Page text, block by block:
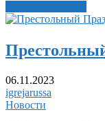
06.11.2023
igrejarussa
Новости